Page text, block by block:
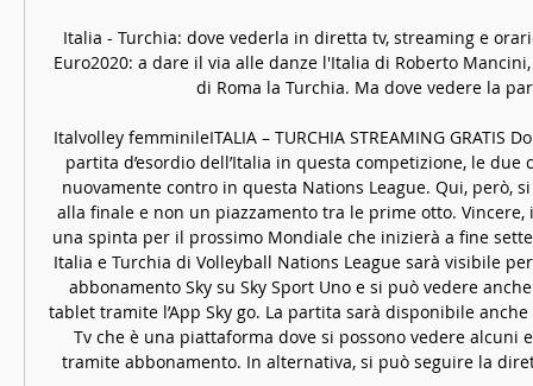
Italia - Turchia: dove vederla in diretta tv, streaming e
Euro2020: a dare il via alle danze l'Italia di Roberto
di Roma la Turchia. Ma dove vedere la
Italvolley femminileITALIA – TURCHIA STREAMING GRATIS
partita d’esordio dell’Italia in questa competizione, le
nuovamente contro in questa Nations League. Qui, però, si
alla finale e non un piazzamento tra le prime otto.
una spinta per il prossimo Mondiale che inizierà a fine
Italia e Turchia di Volleyball Nations League sarà visibile
abbonamento Sky su Sky Sport Uno e si può vedere
tablet tramite l’App Sky go. La partita sarà disponibile
Tv che è una piattaforma dove si possono vedere alcuni
tramite abbonamento. In alternativa, si può seguire la